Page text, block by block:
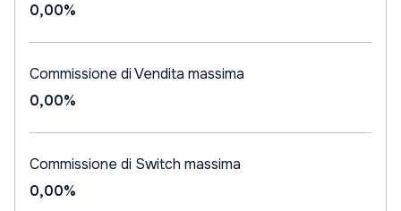
0,00%
Commissione di Vendita massima
0,00%
Commissione di Switch massima
0,00%